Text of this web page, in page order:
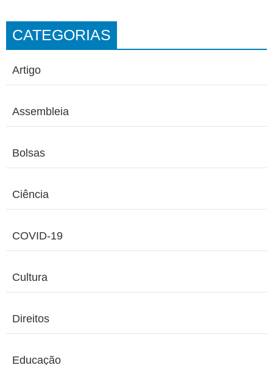
CATEGORIAS
Artigo
Assembleia
Bolsas
Ciência
COVID-19
Cultura
Direitos
Educação